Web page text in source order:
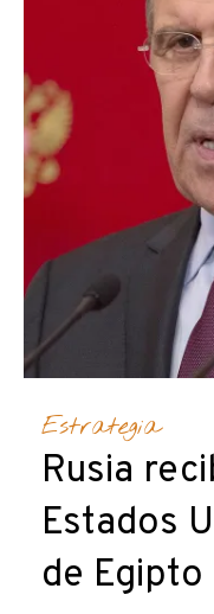
Estrategia
Rusia
Estados
de Egipto